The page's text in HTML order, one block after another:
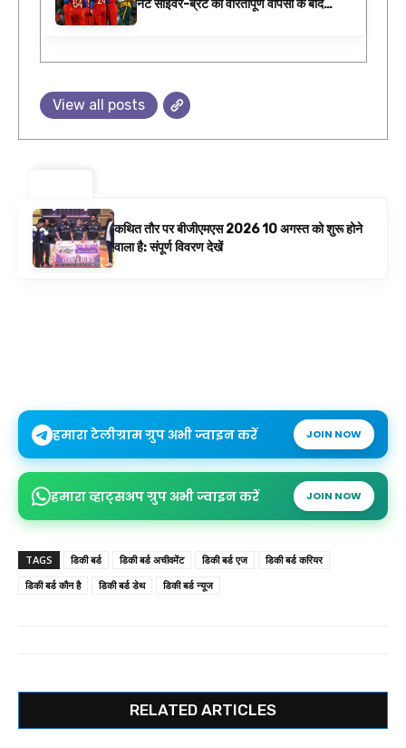
नेट साइवर-ब्रंट की वीरतापूर्ण वापसी के बाद
फाइनल में इंग्लैंड बनाम ऑस्ट्रेलिया है | क्रिकेट
View all posts
कथित तौर पर बीजीएमएस 2026 10 अगस्त को शुरू होने
वाला है: संपूर्ण विवरण देखें
हमारा टेलीग्राम ग्रुप अभी ज्वाइन करें JOIN NOW
हमारा व्हाट्सअप ग्रुप अभी ज्वाइन करें JOIN NOW
TAGS डिकी बर्ड डिकी बर्ड अचीवमेंट डिकी बर्ड एज
डिकी बर्ड करियर
डिकी बर्ड कौन है
डिकी बर्ड डेथ डिकी बर्ड न्यूज
RELATED ARTICLES